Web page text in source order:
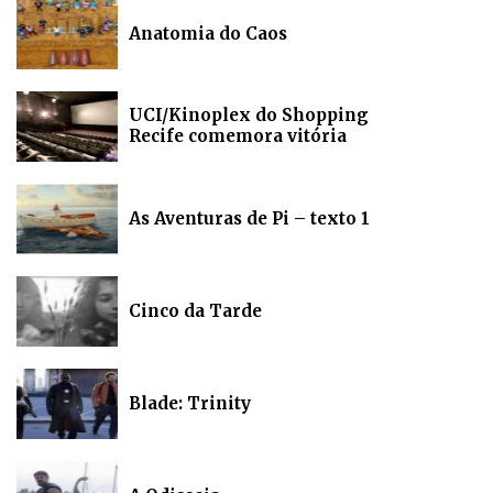
Anatomia do Caos
UCI/Kinoplex do Shopping
Recife comemora vitória
As Aventuras de Pi – texto 1
Cinco da Tarde
Blade: Trinity